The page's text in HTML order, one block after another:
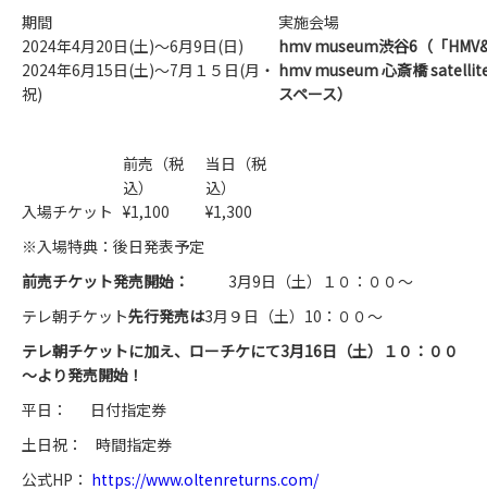
期間
実施会場
2024年4月20日(土)～6月9日(日)
hmv museum渋谷6（「
2024年6月15日(土)～7月１５日(月・
祝)
hmv museum心斎橋
スペース）
前売（税
込）
当日（税
込）
入場チケット ¥1,100
¥1,300
※入場特典：後日発表予定
前売チケット発売開始：
3月9日（土）１０：００～
テレ朝チケット先行発売は3月９日（土）10：００～
テレ朝チケットに加え、ローチケにて3月16日（土）１０：００
～より発売開始！
平日： 日付指定券
土日祝： 時間指定券
公式HP： https://www.oltenreturns.com/